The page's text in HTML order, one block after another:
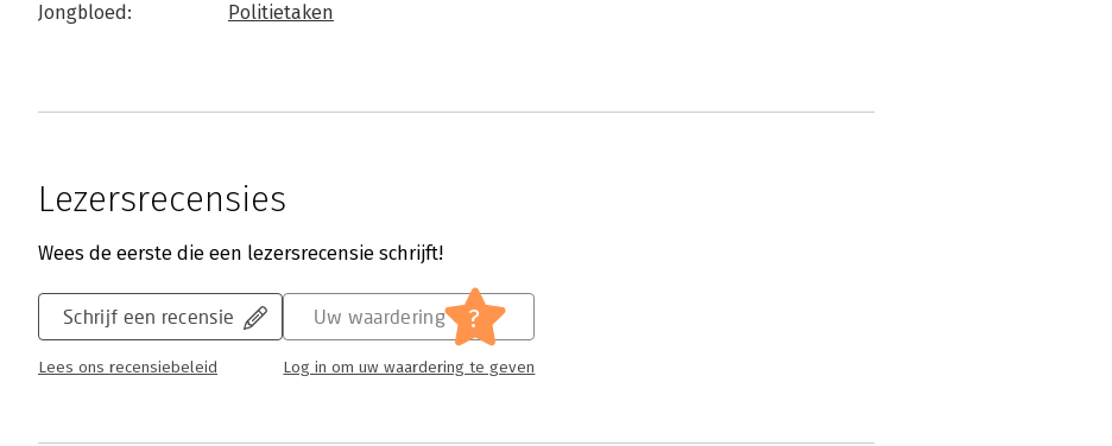
Jongbloed:
Politietaken
Lezersrecensies
Wees de eerste die een lezersrecensie schrijft!
Schrijf een recensie
Lees ons recensiebeleid
Uw waardering ?
Log in om uw waardering te geven